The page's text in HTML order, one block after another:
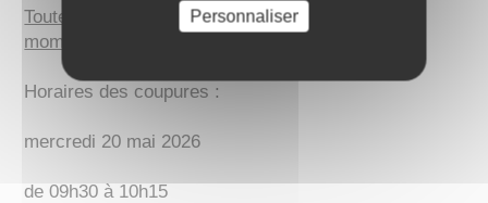
Toutefois l’alimentation pourra être rétablie à tout
moment avant la fin de la plage indiquée
Horaires des coupures :
mercredi 20 mai 2026
de 09h30 à 10h15
Personnaliser